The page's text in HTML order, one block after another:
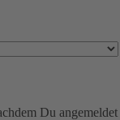
Du angemeldet